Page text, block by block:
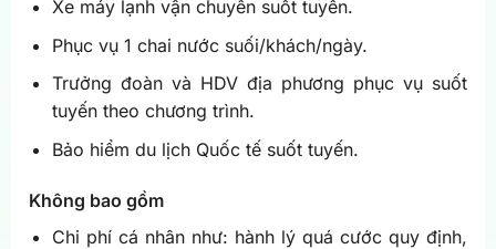
Xe máy lạnh vận chuyển suốt tuyến.
Phục vụ 1 chai nước suối/khách/ngày.
Trưởng đoàn và HDV địa phương phục vụ suốt
tuyến theo chương trình.
Bảo hiểm du lịch Quốc tế suốt tuyến.
Không bao gồm
Chi phí cá nhân như: hành lý quá cước quy định,